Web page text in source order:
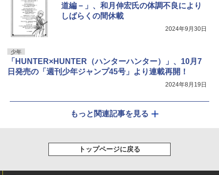
道編－」、和月伸宏氏の体調不良により
しばらくの間休載
2024年9月30日
少年
「HUNTER×HUNTER（ハンターハンター）」、10月7
日発売の「週刊少年ジャンプ45号」より連載再開！
2024年8月19日
もっと関連記事を見る
トップページに戻る